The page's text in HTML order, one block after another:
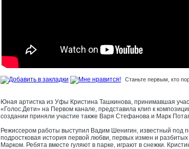
Станьте первым, кто
Юная артистка из Уфы Кристина Ташкинова, принимавшая
«Голос.Дети» на Первом канале, представила клип к
создании приняли участие также Варя Стефанова и Марк
Режиссером работы выступил Вадим Шенигин, известный под
подростковая история первой любви, первых измен и
Марком. Ребята вместе гуляют в парке, играют в снежки.